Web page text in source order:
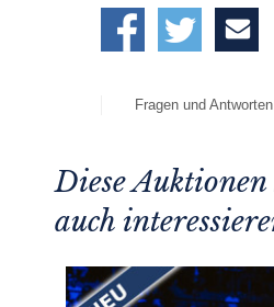
Fragen und
Diese
auch